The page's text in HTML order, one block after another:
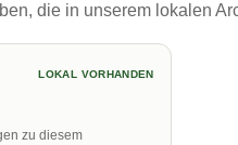
die in unserem lokalen
LOKAL VORHANDEN
zu diesem